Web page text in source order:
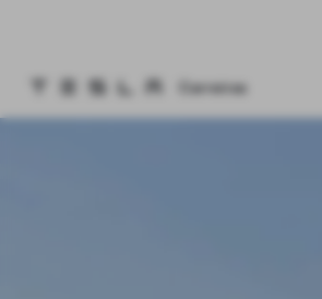
Página inicial
Carreiras
Skip to main content